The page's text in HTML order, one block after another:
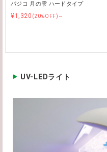
パジコ 月の雫 ハードタイプ
¥1,320 (20%OFF)～
UV-LEDライト